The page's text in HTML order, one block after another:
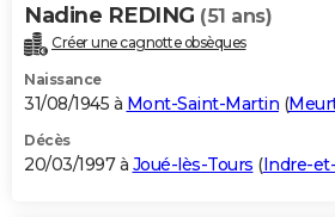
Nadine REDING (51 ans)
Créer une cagnotte obsèques
Naissance
31/08/1945 à Mont-Saint-Martin (
Décès
20/03/1997 à Joué-lès-Tours (Indre-